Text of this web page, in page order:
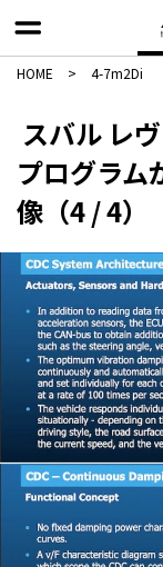
HOME > 4-7m2Di
スバル レ
プログラム
像（4 / 4）